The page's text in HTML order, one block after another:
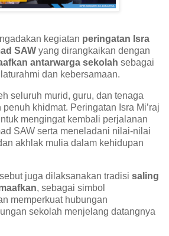
kegiatan peringatan Isra
SAW yang dirangkaikan dengan
antarwarga sekolah sebagai
dan kebersamaan.
seluruh murid, guru, dan tenaga
khidmat. Peringatan Isra Mi’raj
mengingat kembali perjalanan
SAW serta meneladani nilai-nilai
akhlak mulia dalam kehidupan
juga dilaksanakan tradisi saling
, sebagai simbol
memperkuat hubungan
sekolah menjelang datangnya